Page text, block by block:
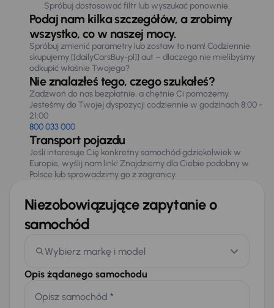
Spróbuj dostosować filtr lub wyszukać ponownie.
Podaj nam kilka szczegółów, a zrobimy
wszystko, co w naszej mocy.
Spróbuj zmienić parametry lub zostaw to nam! Codziennie
skupujemy [[dailyCarsBuy-pl]] aut – dlaczego nie mielibyśmy
odkupić właśnie Twojego?
Nie znalazłeś tego, czego szukałeś?
Zadzwoń do nas bezpłatnie, a chętnie Ci pomożemy.
Jesteśmy do Twojej dyspozycji codziennie w godzinach 8:00 -
21:00
800 033 000
Transport pojazdu
Jeśli interesuje Cię konkretny samochód gdziekolwiek w
Europie, wyślij nam link! Znajdziemy dla Ciebie podobny w
Polsce lub sprowadzimy go z zagranicy.
Niezobowiązujące zapytanie o
samochód
Wybierz markę i model
Opis żądanego samochodu
Opisz samochód *